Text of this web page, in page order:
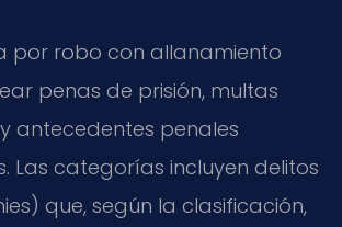
por robo con allanamiento
penas de prisión, multas
antecedentes penales
Las categorías incluyen delitos
que, según la clasificación,